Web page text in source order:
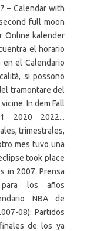
– Calendar with
full moon
Online kalender
el horario
en el Calendario
si possono
tramontare del
In dem Fall
2020 2022...
trimestrales,
mes tuvo una
took place
in 2007. Prensa
los años
NBA de
08): Partidos
de los ya